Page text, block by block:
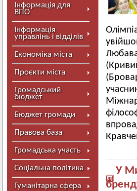
Інформація для
ВПО
Інформація
управлінь і відділів
Економіка міста
Проєкти міста
Громадський
бюджет
Бюджет громади
Правова база
Громадська участь
Соціальна політика
Гуманітарна сфера
У